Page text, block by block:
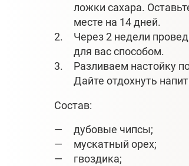
ложки сахара.
месте на 14 дней.
Через 2 недели
для вас способом.
Разливаем настойку
Дайте отдохнуть
Состав:
дубовые чипсы;
мускатный орех;
гвоздика;